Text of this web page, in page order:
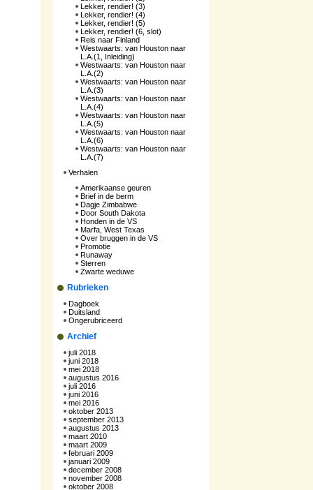
Lekker, rendier! (3)
Lekker, rendier! (4)
Lekker, rendier! (5)
Lekker, rendier! (6, slot)
Reis naar Finland
Westwaarts: van Houston naar
L.A.(1, Inleiding)
Westwaarts: van Houston naar
L.A.(2)
Westwaarts: van Houston naar
L.A.(3)
Westwaarts: van Houston naar
L.A.(4)
Westwaarts: van Houston naar
L.A.(5)
Westwaarts: van Houston naar
L.A.(6)
Westwaarts: van Houston naar
L.A.(7)
Verhalen
Amerikaanse geuren
Brief in de berm
Dagje Zimbabwe
Door South Dakota
Honden in de VS
Marfa, West Texas
Over bruggen in de VS
Promotie
Runaway
Sterren
Zwarte weduwe
Rubrieken
Dagboek
Duitsland
Ongerubriceerd
Archief
juli 2018
juni 2018
mei 2018
augustus 2016
juli 2016
juni 2016
mei 2016
oktober 2013
september 2013
augustus 2013
maart 2010
maart 2009
februari 2009
januari 2009
december 2008
november 2008
oktober 2008